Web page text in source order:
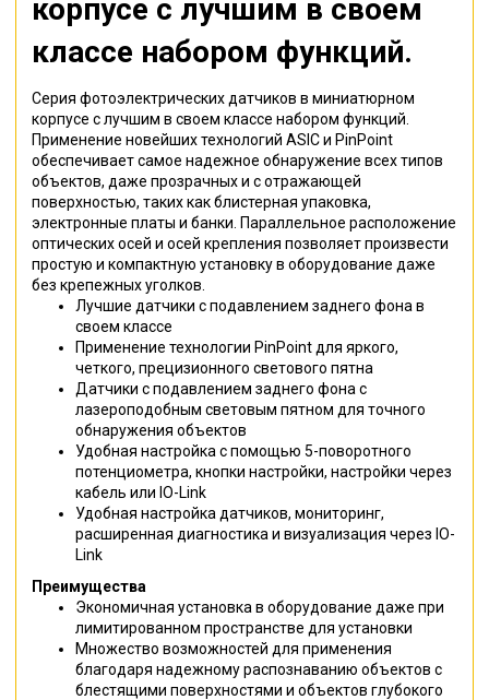
корпусе с лучшим в своем
классе набором функций.
Серия фотоэлектрических датчиков в миниатюрном
корпусе с лучшим в своем классе набором функций.
Применение новейших технологий ASIC и PinPoint
обеспечивает самое надежное обнаружение всех типов
объектов, даже прозрачных и с отражающей
поверхностью, таких как блистерная упаковка,
электронные платы и банки. Параллельное расположение
оптических осей и осей крепления позволяет произвести
простую и компактную установку в оборудование даже
без крепежных уголков.
Лучшие датчики с подавлением заднего фона в
своем классе
Применение технологии PinPoint для яркого,
четкого, прецизионного светового пятна
Датчики с подавлением заднего фона c
лазероподобным световым пятном для точного
обнаружения объектов
Удобная настройка с помощью 5-поворотного
потенциометра, кнопки настройки, настройки через
кабель или IO-Link
Удобная настройка датчиков, мониторинг,
расширенная диагностика и визуализация через IO-
Link
Преимущества
Экономичная установка в оборудование даже при
лимитированном пространстве для установки
Множество возможностей для применения
благодаря надежному распознаванию объектов с
блестящими поверхностями и объектов глубокого